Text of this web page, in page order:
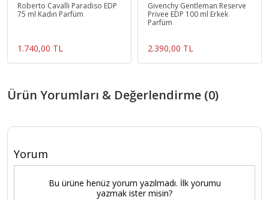
Roberto Cavalli Paradiso EDP
75 ml Kadın Parfüm
1.740,00 TL
Givenchy Gentleman Reserve
Privee EDP 100 ml Erkek
Parfüm
2.390,00 TL
Ürün Yorumları & Değerlendirme (0)
Yorum
Bu ürüne henüz yorum yazılmadı. İlk yorumu
yazmak ister misin?